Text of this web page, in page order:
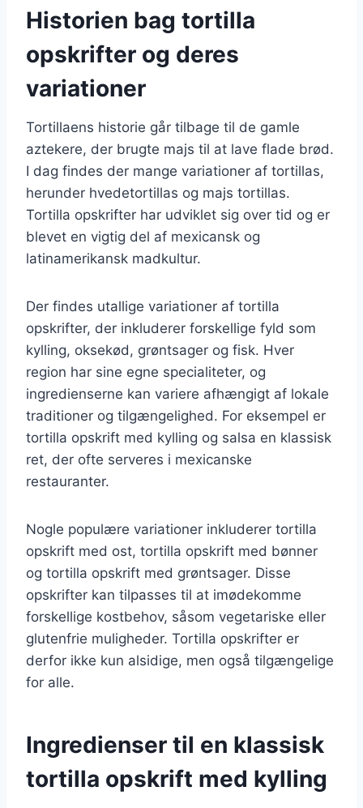
Historien bag tortilla
opskrifter og deres
variationer
Tortillaens historie går tilbage til de gamle
aztekere, der brugte majs til at lave flade brød.
I dag findes der mange variationer af tortillas,
herunder hvedetortillas og majs tortillas.
Tortilla opskrifter har udviklet sig over tid og er
blevet en vigtig del af mexicansk og
latinamerikansk madkultur.
Der findes utallige variationer af tortilla
opskrifter, der inkluderer forskellige fyld som
kylling, oksekød, grøntsager og fisk. Hver
region har sine egne specialiteter, og
ingredienserne kan variere afhængigt af lokale
traditioner og tilgængelighed. For eksempel er
tortilla opskrift med kylling og salsa en klassisk
ret, der ofte serveres i mexicanske
restauranter.
Nogle populære variationer inkluderer tortilla
opskrift med ost, tortilla opskrift med bønner
og tortilla opskrift med grøntsager. Disse
opskrifter kan tilpasses til at imødekomme
forskellige kostbehov, såsom vegetariske eller
glutenfrie muligheder. Tortilla opskrifter er
derfor ikke kun alsidige, men også tilgængelige
for alle.
Ingredienser til en klassisk
tortilla opskrift med kylling